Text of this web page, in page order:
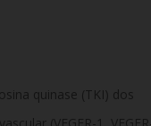
quinase (TKI) dos